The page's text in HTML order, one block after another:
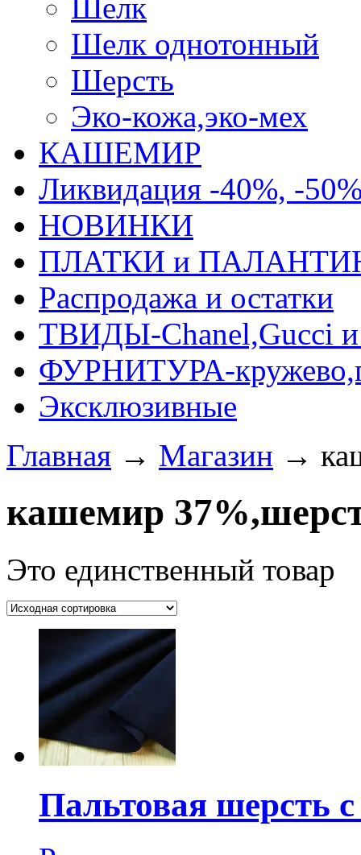
Шелк
Шелк однотонный
Шерсть
Эко-кожа,эко-мех
КАШЕМИР
Ликвидация -40%, -
НОВИНКИ
ПЛАТКИ и
Распродажа и остатки
ТВИДЫ-Сhanel,Gucci и
ФУРНИТУРА-
Эксклюзивные
Главная → Магазин →
кашемир
Это единственный товар
Пальтовая шерсть